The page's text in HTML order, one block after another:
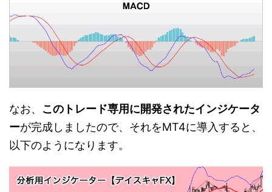
なお、 このトレード専用に開発されたインジケータ
ーが完成しましたので、それをMT4に導入すると、
以下のようになります。